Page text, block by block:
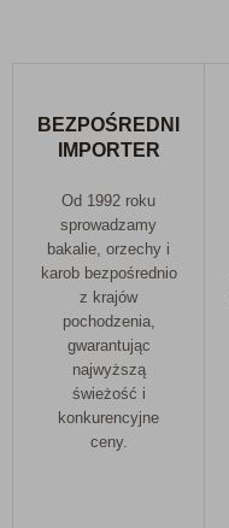
BEZPOŚREDNI
IMPORTER
Od 1992 roku
sprowadzamy
bakalie, orzechy i
karob bezpośrednio
z krajów
pochodzenia,
gwarantując
najwyższą
świeżość i
konkurencyjne
ceny.